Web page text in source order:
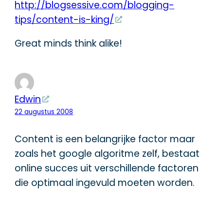
http://blogsessive.com/blogging-
tips/content-is-king/
Great minds think alike!
Edwin
22 augustus 2008
Content is een belangrijke factor maar
zoals het google algoritme zelf, bestaat
online succes uit verschillende factoren
die optimaal ingevuld moeten worden.